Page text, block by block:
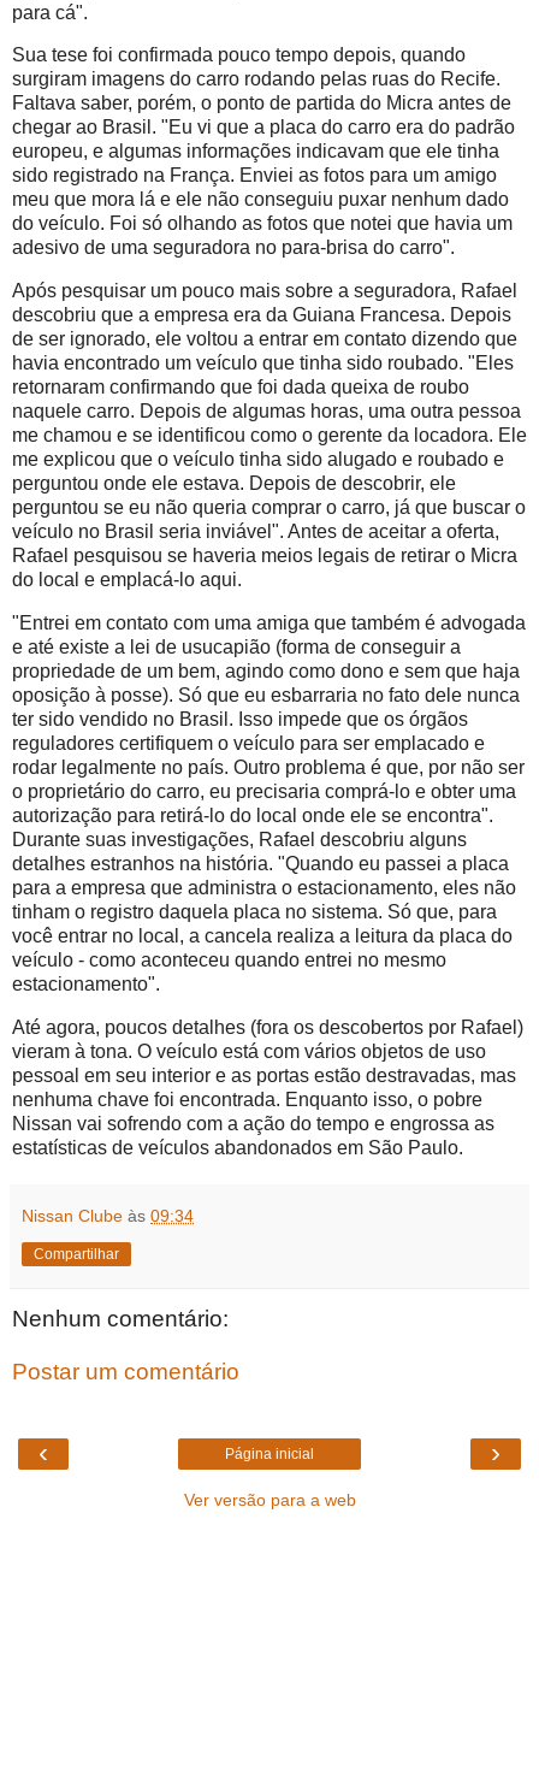
para cá".
Sua tese foi confirmada pouco tempo depois, quando
surgiram imagens do carro rodando pelas ruas do Recife.
Faltava saber, porém, o ponto de partida do Micra antes de
chegar ao Brasil. "Eu vi que a placa do carro era do padrão
europeu, e algumas informações indicavam que ele tinha
sido registrado na França. Enviei as fotos para um amigo
meu que mora lá e ele não conseguiu puxar nenhum dado
do veículo. Foi só olhando as fotos que notei que havia um
adesivo de uma seguradora no para-brisa do carro".
Após pesquisar um pouco mais sobre a seguradora, Rafael
descobriu que a empresa era da Guiana Francesa. Depois
de ser ignorado, ele voltou a entrar em contato dizendo que
havia encontrado um veículo que tinha sido roubado. "Eles
retornaram confirmando que foi dada queixa de roubo
naquele carro. Depois de algumas horas, uma outra pessoa
me chamou e se identificou como o gerente da locadora. Ele
me explicou que o veículo tinha sido alugado e roubado e
perguntou onde ele estava. Depois de descobrir, ele
perguntou se eu não queria comprar o carro, já que buscar o
veículo no Brasil seria inviável". Antes de aceitar a oferta,
Rafael pesquisou se haveria meios legais de retirar o Micra
do local e emplacá-lo aqui.
"Entrei em contato com uma amiga que também é advogada
e até existe a lei de usucapião (forma de conseguir a
propriedade de um bem, agindo como dono e sem que haja
oposição à posse). Só que eu esbarraria no fato dele nunca
ter sido vendido no Brasil. Isso impede que os órgãos
reguladores certifiquem o veículo para ser emplacado e
rodar legalmente no país. Outro problema é que, por não ser
o proprietário do carro, eu precisaria comprá-lo e obter uma
autorização para retirá-lo do local onde ele se encontra".
Durante suas investigações, Rafael descobriu alguns
detalhes estranhos na história. "Quando eu passei a placa
para a empresa que administra o estacionamento, eles não
tinham o registro daquela placa no sistema. Só que, para
você entrar no local, a cancela realiza a leitura da placa do
veículo - como aconteceu quando entrei no mesmo
estacionamento".
Até agora, poucos detalhes (fora os descobertos por Rafael)
vieram à tona. O veículo está com vários objetos de uso
pessoal em seu interior e as portas estão destravadas, mas
nenhuma chave foi encontrada. Enquanto isso, o pobre
Nissan vai sofrendo com a ação do tempo e engrossa as
estatísticas de veículos abandonados em São Paulo.
Nissan Clube às 09:34
Compartilhar
Nenhum comentário:
Postar um comentário
‹ ›
Página inicial
Ver versão para a web